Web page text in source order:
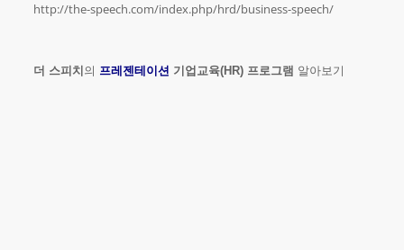
http://the-speech.com/index.php/hrd/business-speech/
더 스피치 의 프레젠테이션 기업교육(HR) 프로그램 알아보기